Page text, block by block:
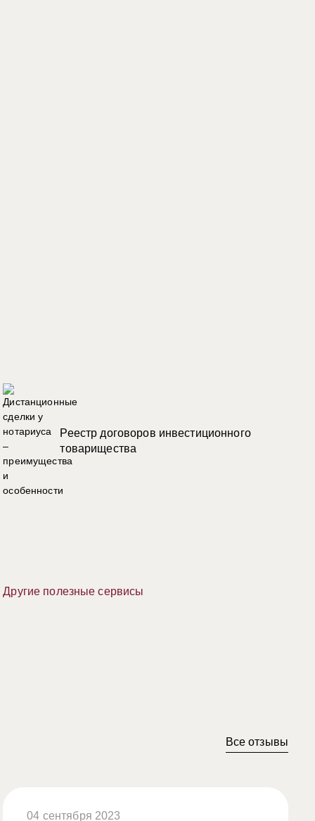
Реестр договоров инвестиционного
товарищества
Другие полезные сервисы
Все отзывы
04 сентября 2023